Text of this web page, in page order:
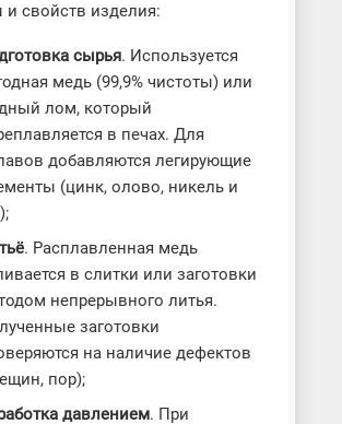
и свойств изделия:
сырья. Используется
медь (99,9% чистоты) или
лом, который
в печах. Для
добавляются легирующие
(цинк, олово, никель и
. Расплавленная медь
в слитки или заготовки
непрерывного литья.
заготовки
на наличие дефектов
пор);
давлением. При